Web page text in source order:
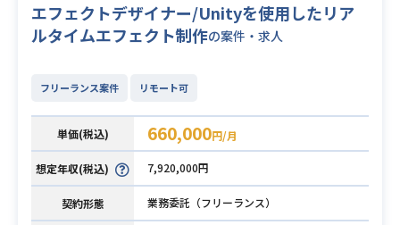
エフェクトデザイナー/Unityを使用したリア
ルタイムエフェクト制作の案件・求人
フリーランス案件 リモート可
単価(税込) 660,000円/月
想定年収(税込) 7,920,000円
契約形態 業務委託（フリーランス）